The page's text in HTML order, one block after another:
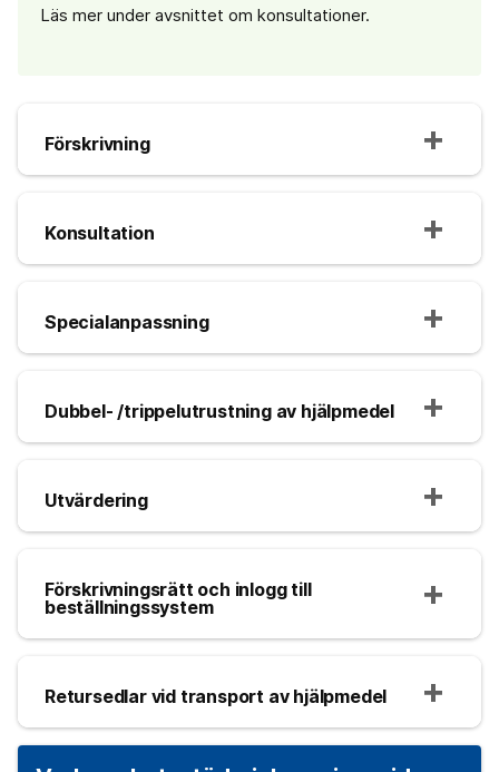
Läs mer under avsnittet om konsultationer.
Förskrivning
Konsultation
Specialanpassning
Dubbel- /trippelutrustning av hjälpmedel
Utvärdering
Förskrivningsrätt och inlogg till
beställningssystem
Retursedlar vid transport av hjälpmedel